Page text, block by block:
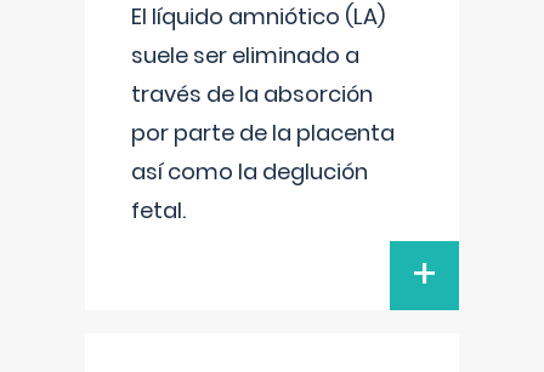
El líquido amniótico (LA)
suele ser eliminado a
través de la absorción
por parte de la placenta
así como la deglución
fetal.
+